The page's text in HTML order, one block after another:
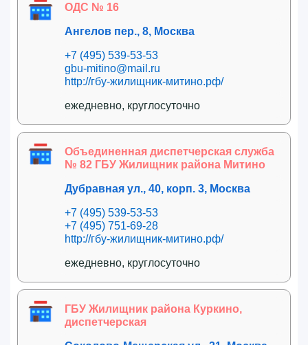
ОДС № 16
Ангелов пер., 8, Москва
+7 (495) 539-53-53
gbu-mitino@mail.ru
http://гбу-жилищник-митино.рф/
ежедневно, круглосуточно
Объединенная диспетчерская служба
№ 82 ГБУ Жилищник района Митино
Дубравная ул., 40, корп. 3, Москва
+7 (495) 539-53-53
+7 (495) 751-69-28
http://гбу-жилищник-митино.рф/
ежедневно, круглосуточно
ГБУ Жилищник района Куркино,
диспетчерская